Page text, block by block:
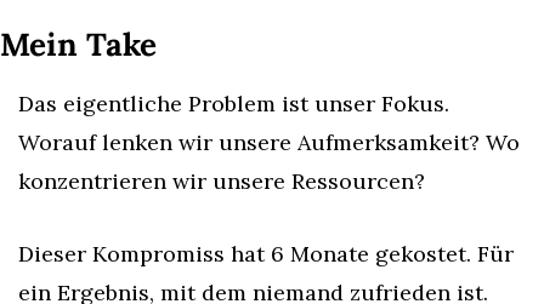
Mein Take
Das eigentliche Problem ist unser Fokus.
Worauf lenken wir unsere Aufmerksamkeit? Wo
konzentrieren wir unsere Ressourcen?
Dieser Kompromiss hat 6 Monate gekostet. Für
ein Ergebnis, mit dem niemand zufrieden ist.